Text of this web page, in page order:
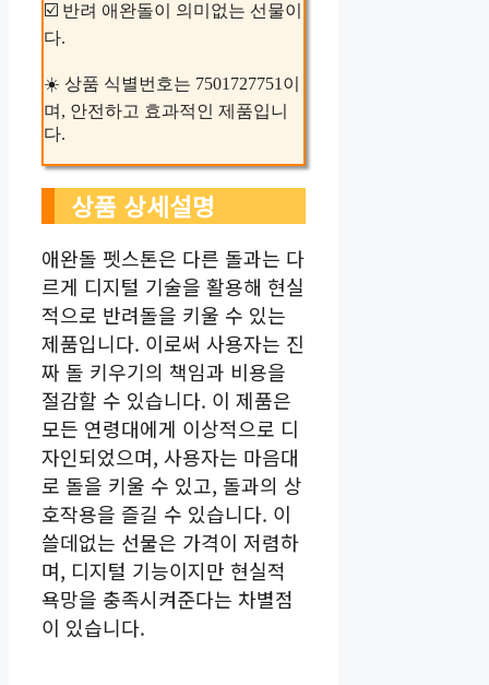
☑️ 반려 애완돌이 의미없는 선물이
다.
☀️ 상품 식별번호는 7501727751이
며, 안전하고 효과적인 제품입니
다.
상품 상세설명
애완돌 펫스톤은 다른 돌과는 다
르게 디지털 기술을 활용해 현실
적으로 반려돌을 키울 수 있는
제품입니다. 이로써 사용자는 진
짜 돌 키우기의 책임과 비용을
절감할 수 있습니다. 이 제품은
모든 연령대에게 이상적으로 디
자인되었으며, 사용자는 마음대
로 돌을 키울 수 있고, 돌과의 상
호작용을 즐길 수 있습니다. 이
쓸데없는 선물은 가격이 저렴하
며, 디지털 기능이지만 현실적
욕망을 충족시켜준다는 차별점
이 있습니다.